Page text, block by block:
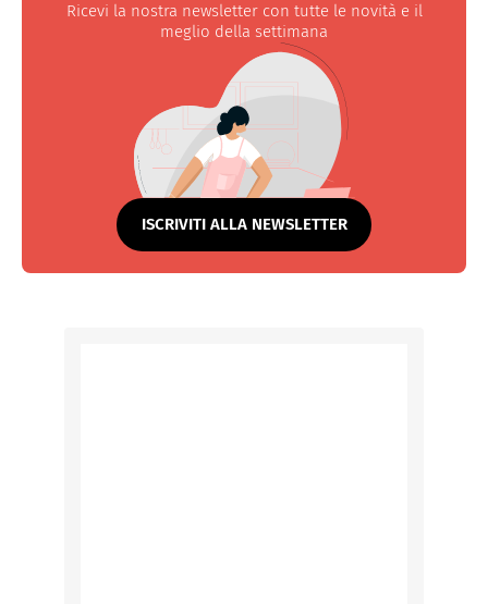
Ricevi la nostra newsletter con tutte le novità e il
meglio della settimana
ISCRIVITI ALLA NEWSLETTER